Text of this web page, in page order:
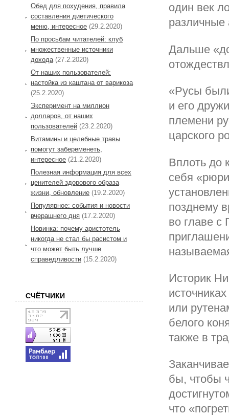
один век
различные
Дальше
«Русы
и его
племени
царского
Вплоть до
себя
позднему
во главе
Историк
или
белого
также в
бы, чтобы
что
Обед для похудения, правила
составления диетического
меню, интересное (29.2.2020)
По просьбам читателей: клуб
множественные источники
дохода (27.2.2020)
От наших пользователей:
настойка из каштана от варикоза
(25.2.2020)
Эксперимент на миллион
долларов, от наших
пользователей (23.2.2020)
Витамины и целебные травы
помогут забеременеть,
интересное (21.2.2020)
Полезная информация для всех
ценителей здорового образа
жизни, обновление (19.2.2020)
Популярное: события и новости
вчерашнего дня (17.2.2020)
Новинка: почему аристотель
никогда не стал бы расистом и
что может быть лучше
справедливости (15.2.2020)
СЧЁТЧИКИ